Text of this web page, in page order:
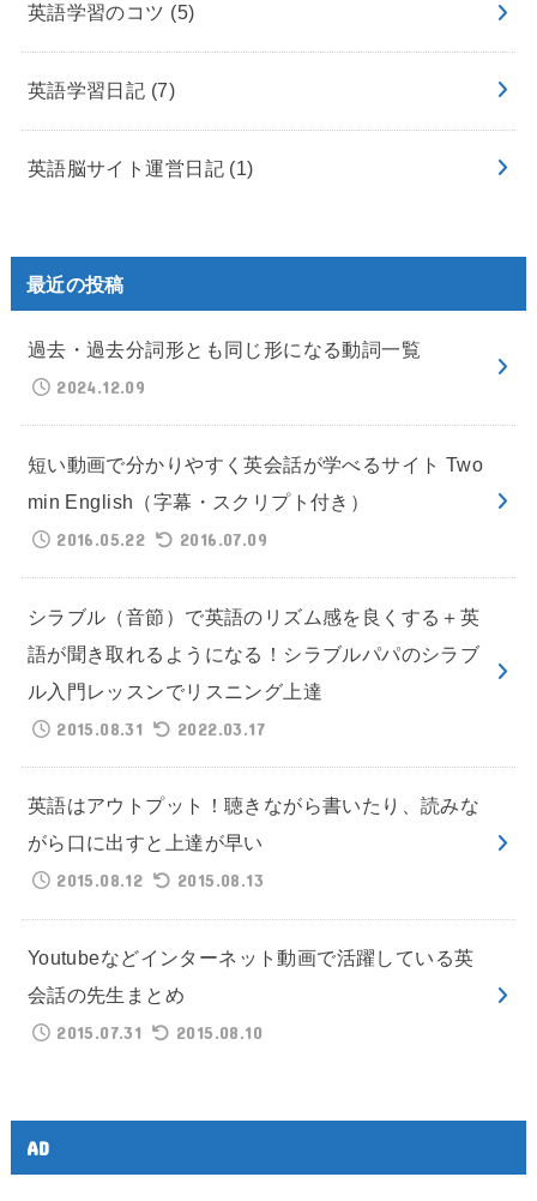
英語学習のコツ (5)
英語学習日記 (7)
英語脳サイト運営日記 (1)
最近の投稿
過去・過去分詞形とも同じ形になる動詞一覧
2024.12.09
短い動画で分かりやすく英会話が学べるサイト Two
min English（字幕・スクリプト付き）
2016.05.22
2016.07.09
シラブル（音節）で英語のリズム感を良くする＋英
語が聞き取れるようになる！シラブルパパのシラブ
ル入門レッスンでリスニング上達
2015.08.31
2022.03.17
英語はアウトプット！聴きながら書いたり、読みな
がら口に出すと上達が早い
2015.08.12
2015.08.13
Youtubeなどインターネット動画で活躍している英
会話の先生まとめ
2015.07.31
2015.08.10
AD